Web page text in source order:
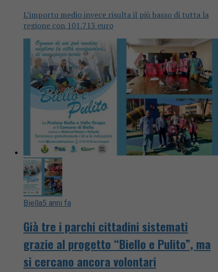
L’importo medio invece risulta il più basso di tutta la
regione con 101.713 euro
Biella5 anni fa
Già tre i parchi cittadini sistemati
grazie al progetto “Biello e Pulito”, ma
si cercano ancora volontari